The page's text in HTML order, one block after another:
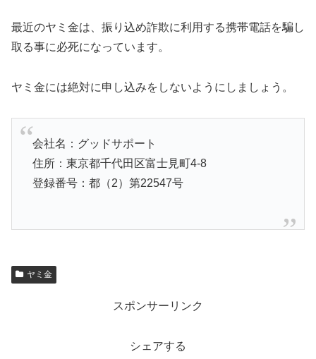
最近のヤミ金は、振り込め詐欺に利用する携帯電話を騙し
取る事に必死になっています。
ヤミ金には絶対に申し込みをしないようにしましょう。
会社名：グッドサポート
住所：東京都千代田区富士見町4-8
登録番号：都（2）第22547号
ヤミ金
スポンサーリンク
シェアする